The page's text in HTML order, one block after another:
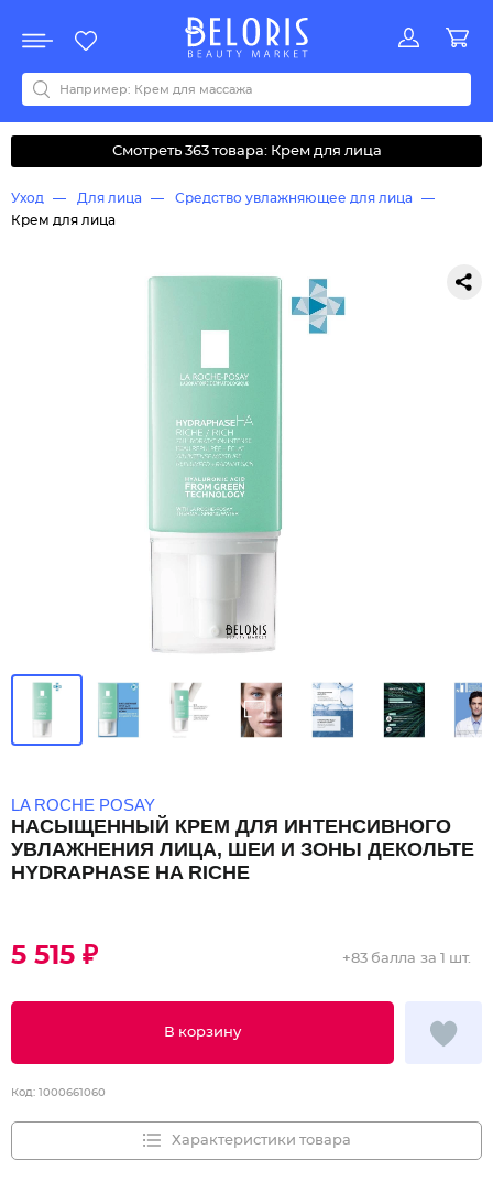
Акции
Все бренды
0-9ABCDEFGHIJKLMNOPQRSTUVWYZАБВДЗИМОКЛНПРСТУФ
Смотреть 363 товара: Крем для лица
Уход Для лица
Средство увлажняющее для лица
Крем для лица
LA ROCHE POSAY
НАСЫЩЕННЫЙ КРЕМ ДЛЯ ИНТЕНСИВНОГО
УВЛАЖНЕНИЯ ЛИЦА, ШЕИ И ЗОНЫ ДЕКОЛЬТЕ
HYDRAPHASE HA RICHE
5 515 ₽
В корзину
+83 балла за 1 шт.
Код: 1000661060
Характеристики товара